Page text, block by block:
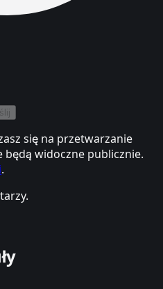
się na przetwarzanie
widoczne publicznie.
.